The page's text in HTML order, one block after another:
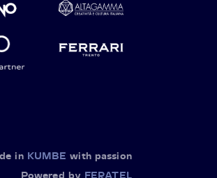
in KUMBE with passion
Powered by FERATEL